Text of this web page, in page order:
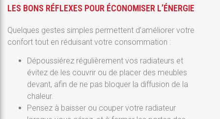
LES BONS RÉFLEXES POUR ÉCONOMISER L’ÉNERGIE
Quelques gestes simples permettent d’améliorer votre
confort tout en réduisant votre consommation :
Dépoussiérez régulièrement vos radiateurs et
évitez de les couvrir ou de placer des meubles
devant, afin de ne pas bloquer la diffusion de la
chaleur.
Pensez à baisser ou couper votre radiateur